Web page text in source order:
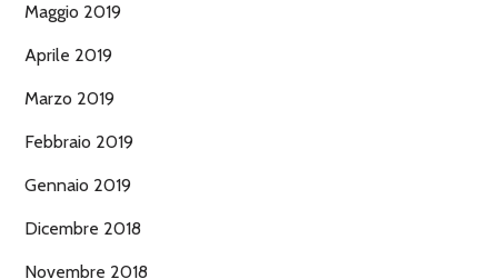
Maggio 2019
Aprile 2019
Marzo 2019
Febbraio 2019
Gennaio 2019
Dicembre 2018
Novembre 2018